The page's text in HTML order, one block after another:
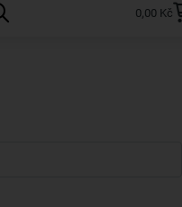
0,00 Kč